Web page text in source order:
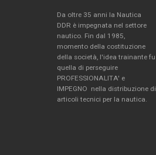
Da oltre 35 anni la Nautica
DDR è impegnata nel settore
nautico. Fin dal 1985,
momento della costituzione
della società, l'idea trainante fu
quella di perseguire
PROFESSIONALITA' e
IMPEGNO nella distribuzione di
articoli tecnici per la nautica.